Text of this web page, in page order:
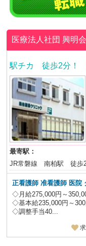
医療法人社団 興明
駅チカ 徒歩2分
最寄駅：
JR常磐線 南柏駅 徒歩
正看護師 准看護師 医院
◇月給275,000円～
◇基本給235,000円～
◇調整手当40...